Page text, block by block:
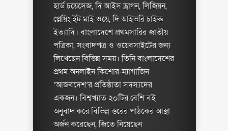
হার্ড চয়েসেজ, দি আইস ড্রাগন, লিজিয়ন,
প্লেয়িং ইট মাই ওয়ে, দি আইভরি চাইল্ড
ইত্যাদি। বাংলাদেশে প্রথমসারির জাতীয়
পত্রিকা, সংবাদপত্র ও ওয়েবসাইটের জন্য
লিখেছেন বিভিন্ন সময়। তিনি বাংলাদেশের
প্রথম অনলাইন কিশোর-ম্যাগাজিন
‘আজবদেশ’র প্রতিষ্ঠাতা সদস্যদের
একজন। বিশ্বখ্যাত ২০টির বেশি বই
অনুবাদ করে বিভিন্ন স্তরের পাঠকের আস্থা
অর্জন করেছেন, জিতে নিয়েছেন